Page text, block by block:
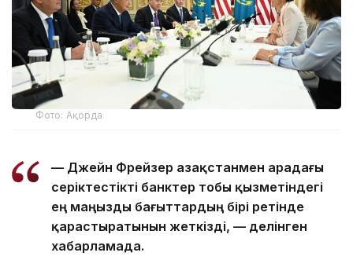
Фото: Ақорда
— Джейн Фрейзер Қазақстанмен арадағы
серіктестікті банктер тобы қызметіндегі
ең маңызды бағыттардың бірі ретінде
қарастыратынын жеткізді, — делінген
хабарламада.